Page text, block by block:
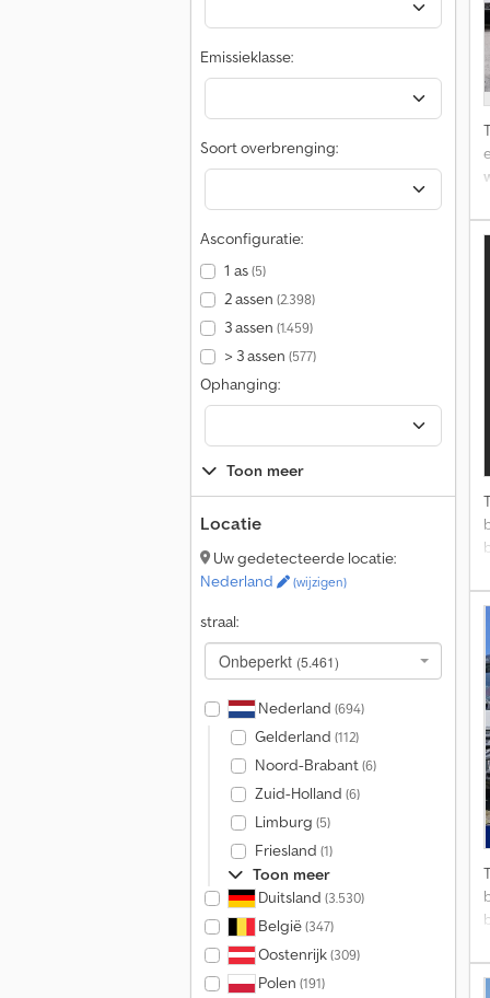
Emissieklasse:
Soort overbrenging:
Asconfiguratie:
1 as(5)
2 assen (2.398)
3 assen (1.459)
> 3 assen (577)
Ophanging:
Toon meer
Locatie
Uw gedetecteerde locatie:
Nederland
(wijzigen)
straal:
Onbeperkt (5.461)
Nederland (694)
Gelderland (112)
Noord-Brabant(6)
Zuid-Holland (6)
Limburg (5)
Friesland (1)
Toon meer
Duitsland (3.530)
België(347)
Oostenrijk(309)
Polen (191)